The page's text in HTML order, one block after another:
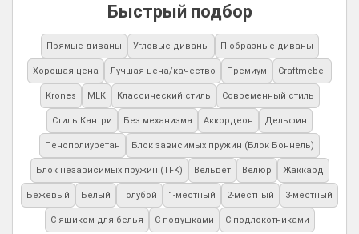
Быстрый подбор
Прямые диваны Угловые диваны П-образные диваны
Хорошая цена Лучшая цена/качество Премиум Craftmebel
Krones MLK Классический стиль Современный стиль
Стиль Кантри Без механизма Аккордеон Дельфин
Пенополиуретан Блок зависимых пружин (Блок Боннель)
Блок независимых пружин (TFK) Вельвет Велюр Жаккард
Бежевый Белый Голубой 1-местный 2-местный 3-местный
С ящиком для белья С подушками С подлокотниками